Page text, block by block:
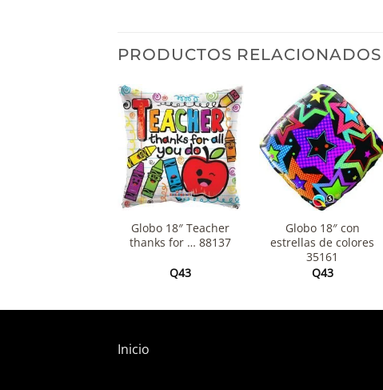
PRODUCTOS RELACIONADOS
+
Globo 18″ Teacher
thanks for … 88137
Q43
Globo 18″ con
estrellas de colores
35161
Q43
Inicio